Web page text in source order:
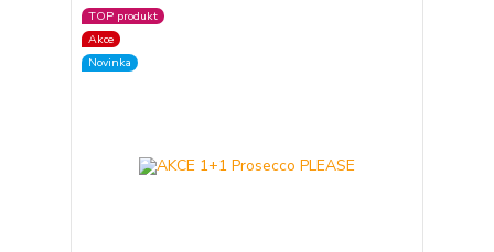
TOP produkt
Akce
Novinka